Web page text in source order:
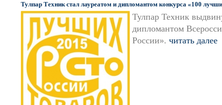
Тулпар Техник стал лауреатом и дипломантом конкурса «100
Тулпар Техник
дипломантом
России». читать далее